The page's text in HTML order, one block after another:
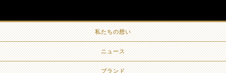
私たちの想い
ニュース
ブランド